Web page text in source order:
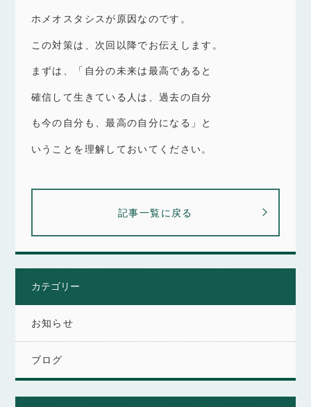
ホメオスタシスが原因なのです。
この対策は、次回以降でお伝えします。
まずは、「自分の未来は最高であると
確信して生きている人は、過去の自分
も今の自分も、最高の自分になる」と
いうことを理解しておいてください。
記事一覧に戻る
カテゴリー
お知らせ
ブログ